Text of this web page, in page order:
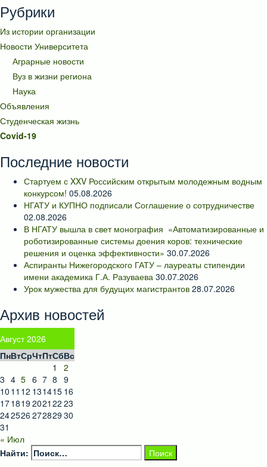
Рубрики
Из истории организации
Новости Университета
Аграрные новости
Вуз в жизни региона
Наука
Объявления
Студенческая жизнь
Covid-19
Последние новости
Стартуем с XXV Российским открытым молодежным водным
конкурсом! 05.08.2026
НГАТУ и КУПНО подписали Соглашение о сотрудничестве
02.08.2026
В НГАТУ вышла в свет монография «Автоматизированные и
роботизированные системы доения коров: технические
решения и оценка эффективности» 30.07.2026
Аспиранты Нижегородского ГАТУ – лауреаты стипендии
имени академика Г.А. Разуваева 30.07.2026
Урок мужества для будущих магистрантов 28.07.2026
Архив новостей
Август 2026
ПнВтСрЧтПтСбВс
1
2
3 4 5 6 7 8 9
10 11 12 131415 16
171819 2021 22 23
242526 272829 30
31
« Июл
Найти: